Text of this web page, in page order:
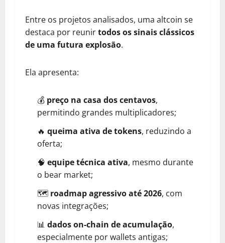
Entre os projetos analisados, uma altcoin se
destaca por reunirtodos os sinais clássicos
de uma futura explosão.
Ela apresenta:
💰 preço na casa dos centavos,
permitindo grandes multiplicadores;
🔥 queima ativa de tokens, reduzindo a
oferta;
🧠 equipe técnica ativa, mesmo durante
o bear market;
🗺️ roadmap agressivo até 2026, com
novas integrações;
📊 dados on-chain de acumulação,
especialmente por wallets antigas;